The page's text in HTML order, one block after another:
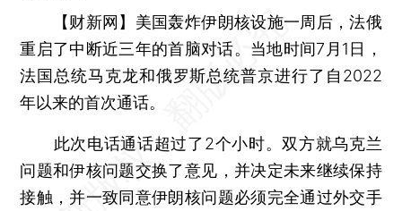
【财新网】 美国轰炸伊朗核设施一周后，法俄
重启了中断近三年的首脑对话。当地时间7月1日，
法国总统马克龙和俄罗斯总统普京进行了自2022
年以来的首次通话。
此次电话通话超过了2个小时。双方就乌克兰
问题和伊核问题交换了意见，并决定未来继续保持
接触，并一致同意伊朗核问题必须完全通过外交手